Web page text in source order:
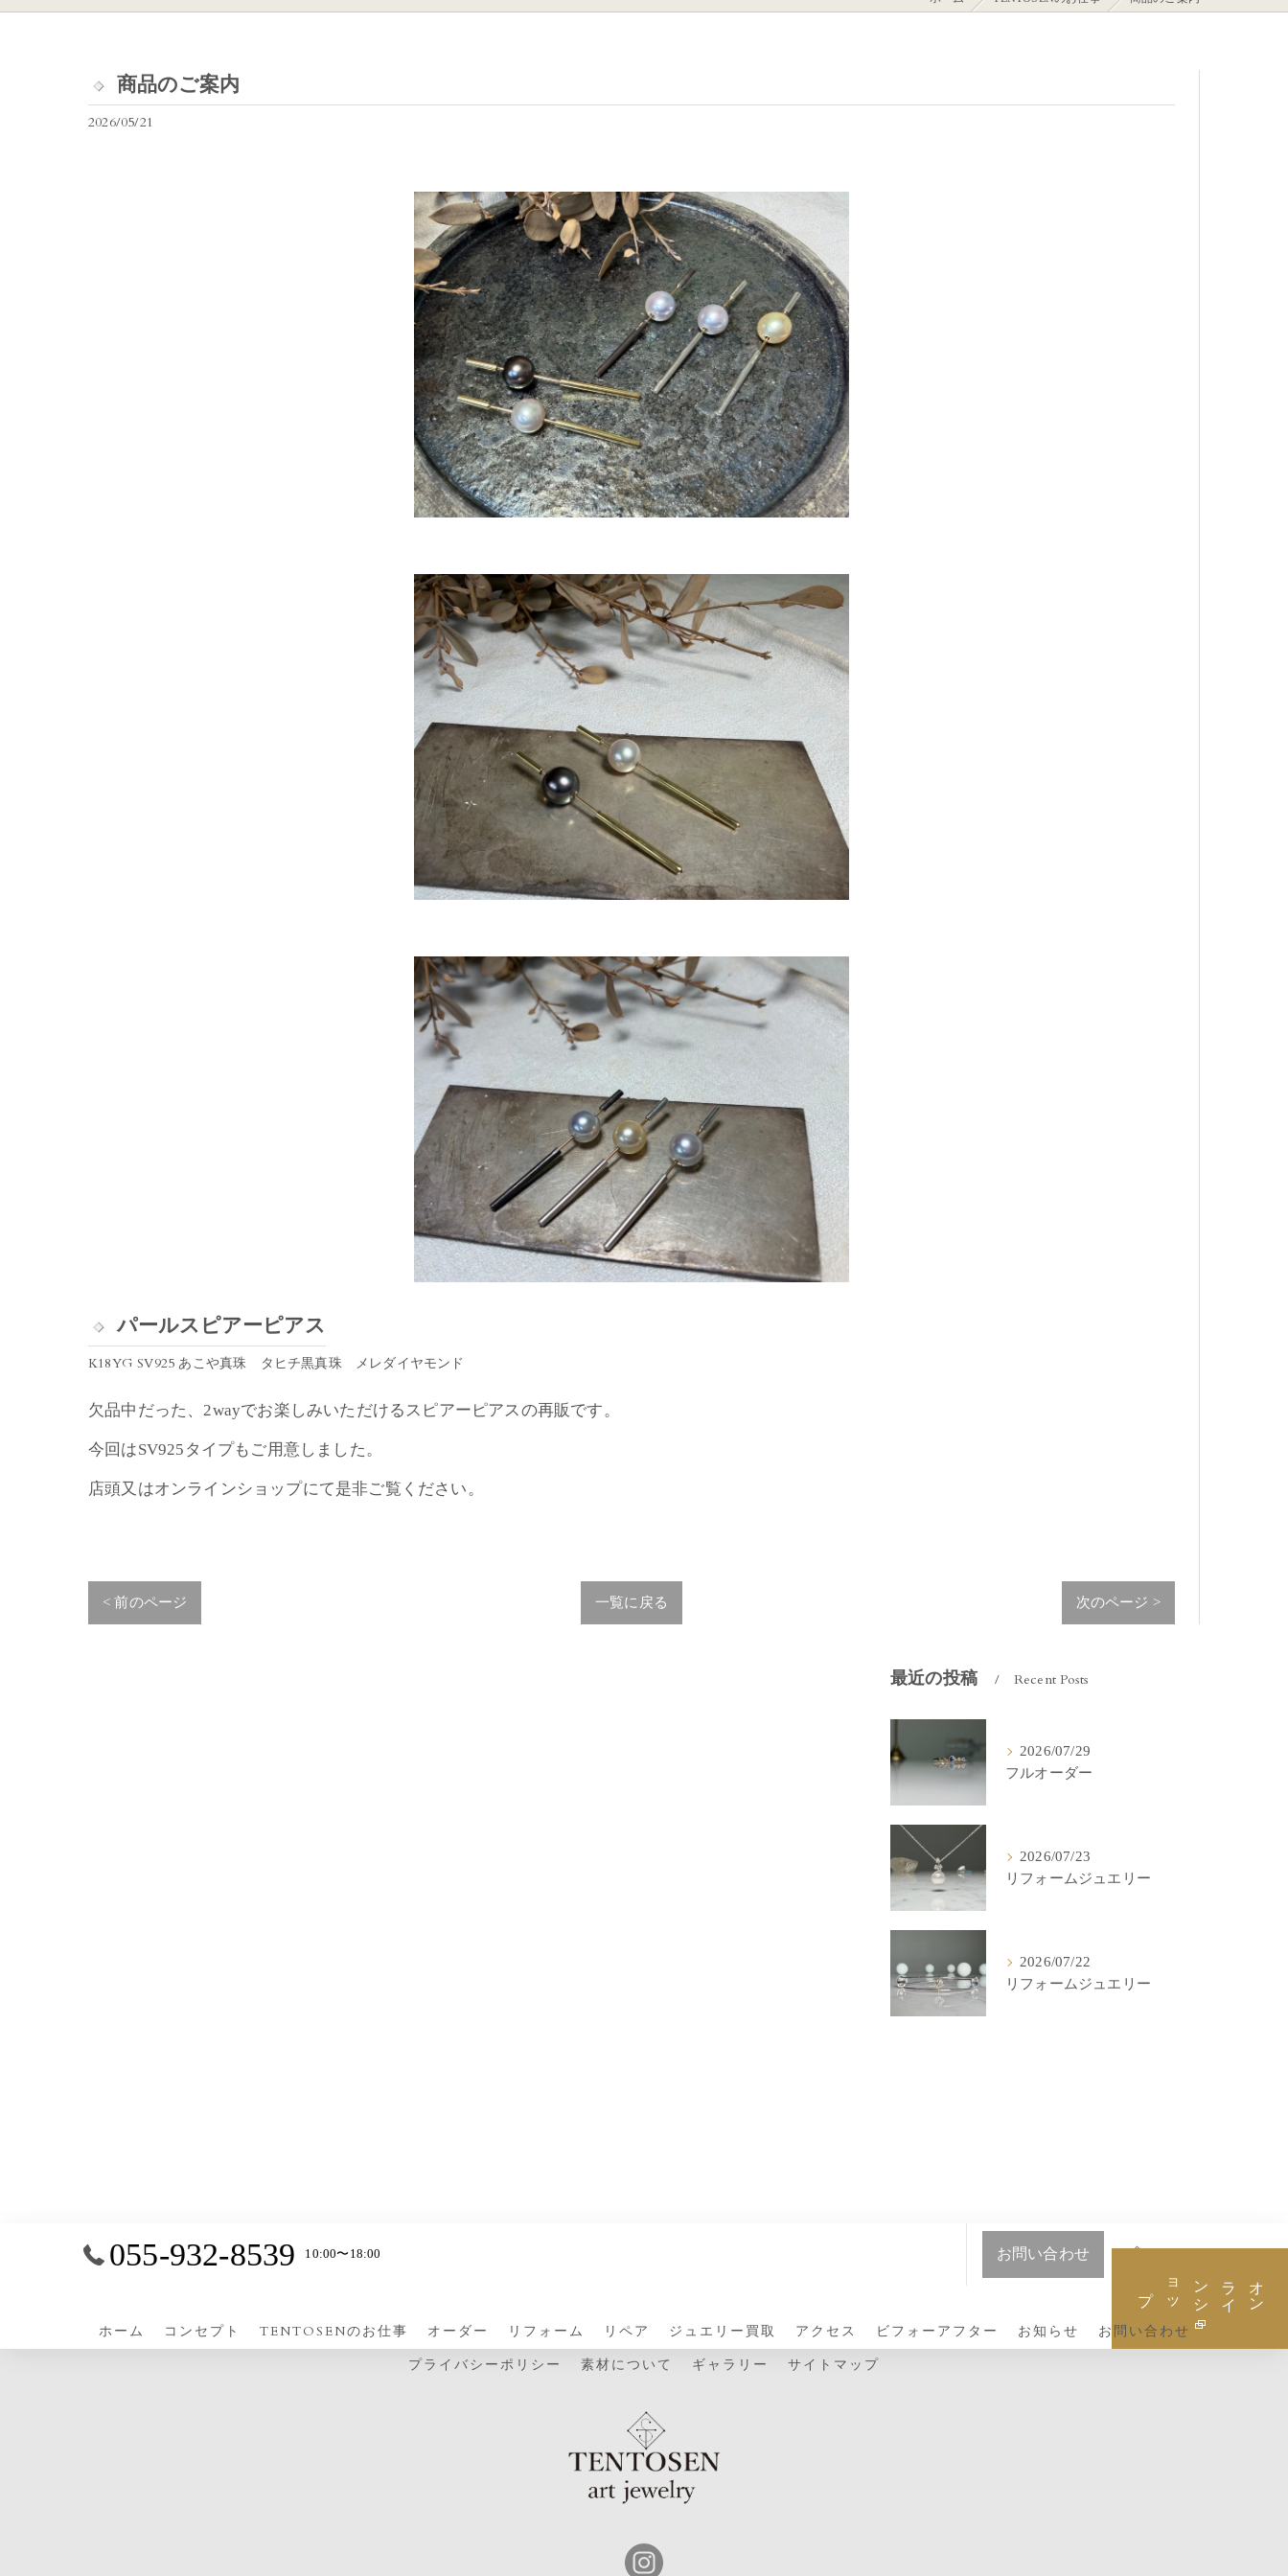
商品のご案内
2026/05/21
パールスピアーピアス
K18YG SV925 あこや真珠 タヒチ黒真珠 メレダイヤモンド
欠品中だった、2wayでお楽しみいただけるスピアーピアスの再販です。
今回はSV925タイプもご用意しました。
店頭又はオンラインショップにて是非ご覧ください。
< 前のページ 一覧に戻る 次のページ >
最近の投稿 Recent Posts
2026/07/29
フルオーダー
2026/07/23
リフォームジュエリー
2026/07/22
リフォームジュエリー
055-932-8539 10:00〜18:00 お問い合わせ
オ
ン
ラ
イ
ン
シ
ョ
ッ
ホーム コンセプト TENTOSENのお仕事 オーダー リフォーム リペア ジュエリー買取 アクセス ビフォーアフター お知らせ
お問い合わせ
プライバシーポリシー
素材について ギャラリー サイトマップ